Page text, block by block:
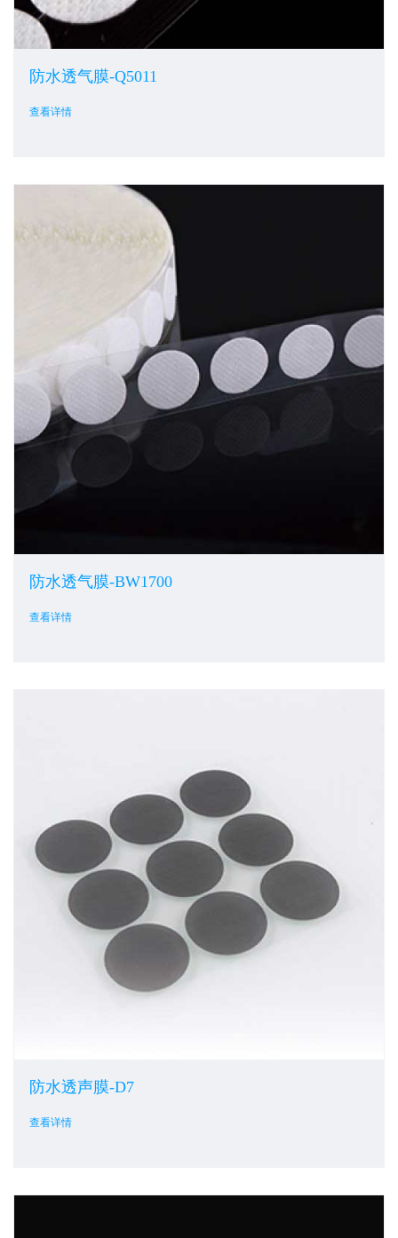
防水透气膜-Q5011
查看详情
防水透气膜-BW1700
查看详情
防水透声膜-D7
查看详情